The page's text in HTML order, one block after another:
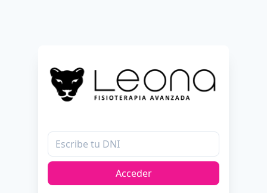
Acceder